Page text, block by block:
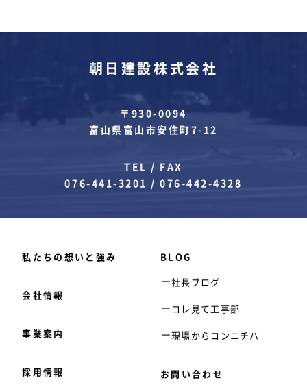
朝日建設株式会社
〒930-0094
富山県富山市安住町7-12
TEL / FAX
076-441-3201 /076-442-4328
私たちの想いと強み
会社情報
事業案内
採用情報
BLOG
社長ブログ
コレ見て工事部
現場からコンニチハ
お問い合わせ